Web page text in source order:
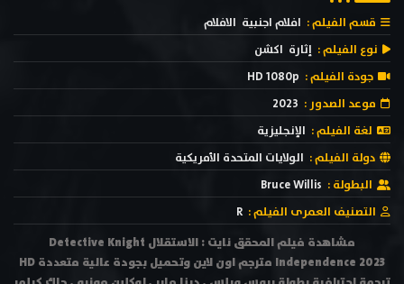
قسم الفيلم : افلام اجنبية الافلام
نوع الفيلم : إثارة اكشن
جودة الفيلم : HD 1080p
موعد الصدور : 2023
لغة الفيلم : الإنجليزية
دولة الفيلم : الولايات المتحدة الأمريكية
البطولة : Bruce Willis
التصنيف العمرى الفيلم : R
مشاهدة فيلم المحقق نايت : الاستقلال Detective Knight
Independence 2023 مترجم اون لاين وتحميل بجودة عالية متعددة HD